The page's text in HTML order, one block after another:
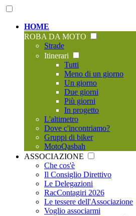
HOME
ROBA DA MOTO
Strade
Itinerari
Tutti
Meno di un giorno
Un giorno
Due giorni
Più giorni
In progetto
L'altimetro
Dove c'incontriamo?
Gruppi di biker
MotoQasbah
ASSOCIAZIONE
Che cos'è
Il Consiglio Direttivo
Le Delegazioni
RacContagiri 2026
Le tessere dell'Associazione
Voglio associarmi